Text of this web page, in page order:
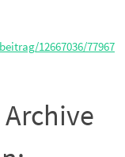
12667036/77967